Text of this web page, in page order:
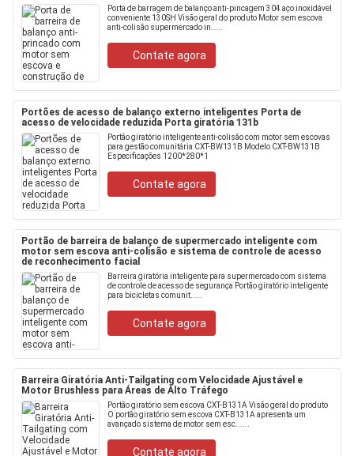
Porta de barragem de balanço anti-pincagem 304 aço inoxidável
conveniente 130SH Visão geral do produto Motor sem escova
anti-colisão supermercado in.....
Contate agora
Portões de acesso de balanço externo inteligentes Porta de
acesso de velocidade reduzida Porta giratória 131b
Portão giratório inteligente anti-colisão com motor sem escovas
para gestão comunitária CXT-BW131B Modelo CXT-BW131B
Especificações 1200*280*1
Contate agora
Portão de barreira de balanço de supermercado inteligente com
motor sem escova anti-colisão e sistema de controle de acesso
de reconhecimento facial
Barreira giratória inteligente para supermercado com sistema
de controle de acesso de segurança Portão giratório inteligente
para bicicletas comunit.....
Contate agora
Barreira Giratória Anti-Tailgating com Velocidade Ajustável e
Motor Brushless para Áreas de Alto Tráfego
Portão giratório sem escova CXT-B131A Visão geral do produto
O portão giratório sem escova CXT-B131A apresenta um
avançado sistema de motor sem esc......
Contate agora